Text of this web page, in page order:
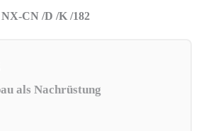
CN /D /K /182
als Nachrüstung